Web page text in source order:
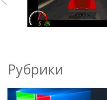
Рубрики